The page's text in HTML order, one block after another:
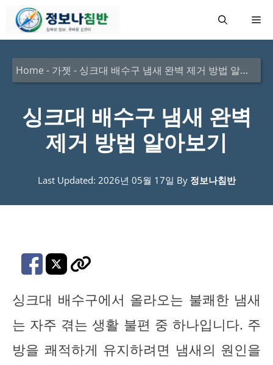
메
Home - 가젯 - 싱크대 배수구 냄새 완벽 제거 방법 알아보기
싱크대 배수구 냄새 완벽
제거 방법 알아보기
Last Updated: 2026년 05월 17일 By 정보나침반
싱크대 배수구에서 올라오는 불쾌한 냄새
는 자주 겪는 생활 불편 중 하나입니다. 주
방을 쾌적하게 유지하려면 냄새의 원인을